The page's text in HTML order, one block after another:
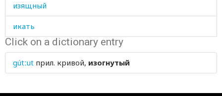
изящный
икать
икра
или
Click on a dictionary entry
gútːut прил. кривой, изогнутый